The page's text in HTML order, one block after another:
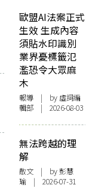
歐盟AI法案正式
生效 生成內容
須貼水印識別
業界憂標籤氾
濫恐令大眾麻
木
報導 | by 虛詞編
輯部 | 2026-08-03
無法跨越的理
解
散文 | by 彭慧
瑜 | 2026-07-31